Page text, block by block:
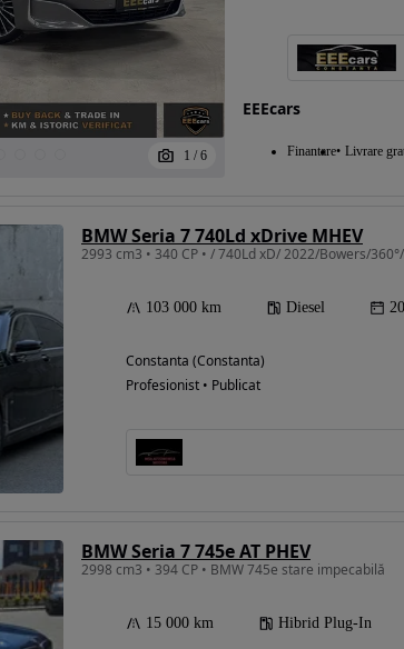
1 / 6
EEEcars
Finantare Livrare
BMW Seria 7 740Ld xDrive MHEV
103 000 km Diesel
Constanta (Constanta)
Profesionist • Publicat
BMW Seria 7 745e AT PHEV
2998 cm3 • 394 CP • BMW 745e stare impecabilă
15 000 km Hibrid Plug-In